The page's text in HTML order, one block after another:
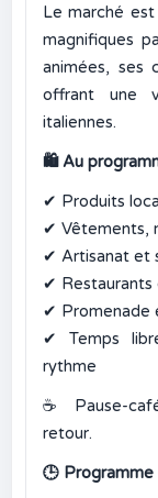
Le marché
magnifiques
animées, ses
offrant une
italiennes.
🛍️Au
✔ Produits
✔ Vêtements,
✔ Artisanat et
✔
✔ Promenade
✔
Temps
rythme
☕
Pause-
retour.
🕒 Programme